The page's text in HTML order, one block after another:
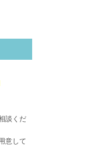
談くだ
意して